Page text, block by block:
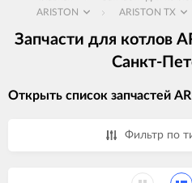
ARISTON
ARISTON TX
Запчасти для котлов
Санкт-
Открыть список запчастей
Фильтр по